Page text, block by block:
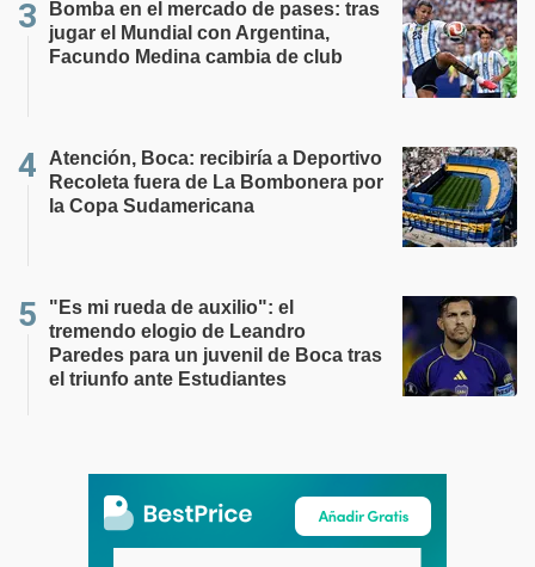
Bomba en el mercado de pases: tras
jugar el Mundial con Argentina,
Facundo Medina cambia de club
Atención, Boca: recibiría a Deportivo
Recoleta fuera de La Bombonera por
la Copa Sudamericana
"Es mi rueda de auxilio": el
tremendo elogio de Leandro
Paredes para un juvenil de Boca tras
el triunfo ante Estudiantes